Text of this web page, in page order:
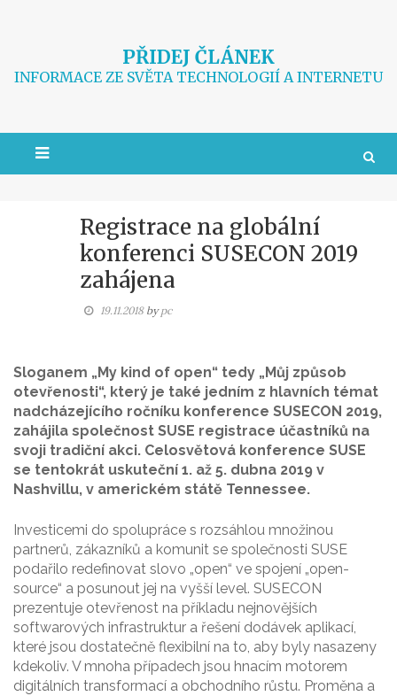
PŘIDEJ ČLÁNEK
INFORMACE ZE SVĚTA TECHNOLOGIÍ A INTERNETU
Registrace na globální
konferenci SUSECON 2019
zahájena
19.11.2018bypc
Sloganem „My kind of open“ tedy „Můj způsob
otevřenosti“, který je také jedním z hlavních témat
nadcházejícího ročníku konference SUSECON 2019,
zahájila společnost SUSE registrace účastníků na
svoji tradiční akci. Celosvětová konference SUSE
se tentokrát uskuteční 1. až 5. dubna 2019 v
Nashvillu, v americkém státě Tennessee.
Investicemi do spolupráce s rozsáhlou množinou
partnerů, zákazníků a komunit se společnosti SUSE
podařilo redefinovat slovo „open“ ve spojení „open-
source“ a posunout jej na vyšší level. SUSECON
prezentuje otevřenost na příkladu nejnovějších
softwarových infrastruktur a řešení dodávek aplikací,
které jsou dostatečně flexibilní na to, aby byly nasazeny
kdekoliv. V mnoha případech jsou hnacím motorem
digitálních transformací a obchodního růstu. Proměna a